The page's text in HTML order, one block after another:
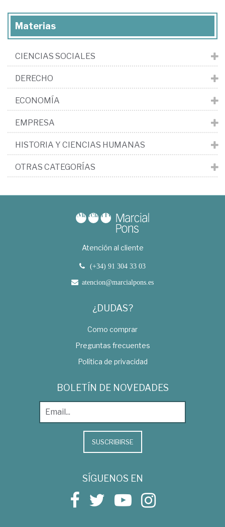
Materias
CIENCIAS SOCIALES
DERECHO
ECONOMÍA
EMPRESA
HISTORIA Y CIENCIAS HUMANAS
OTRAS CATEGORÍAS
Atención al cliente
(+34) 91 304 33 03
atencion@marcialpons.es
¿DUDAS?
Como comprar
Preguntas frecuentes
Política de privacidad
BOLETÍN DE NOVEDADES
SUSCRIBIRSE
SÍGUENOS EN